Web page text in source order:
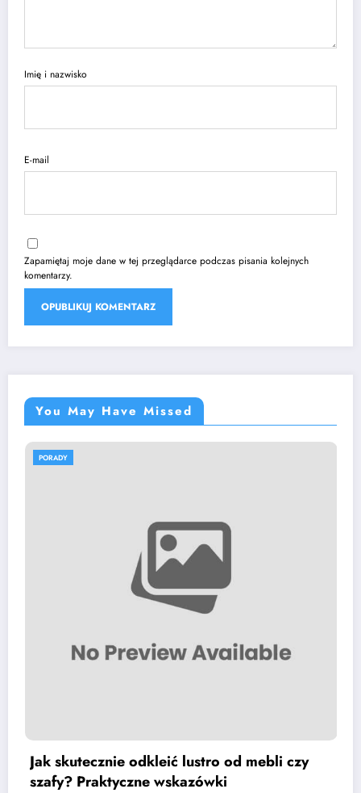
Imię i nazwisko
E-mail
Zapamiętaj moje dane w tej przeglądarce podczas pisania kolejnych
komentarzy.
You May Have Missed
lustro od mebli czy
wskazówki
Pasożyty